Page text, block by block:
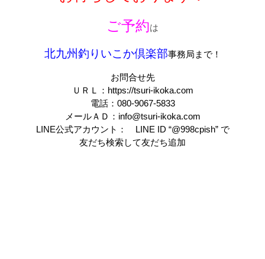
ご予約は
北九州釣りいこか倶楽部事務局 まで！
お問合せ先
ＵＲＬ：https://tsuri-ikoka.com
電話：080-9067-5833
メールＡＤ： info@tsuri-ikoka.com
LINE公式アカウント： LINE ID “@998cpish” で
友だち検索して友だち追加